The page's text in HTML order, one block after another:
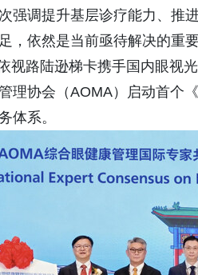
强调提升基层诊疗能力、推
，依然是当前亟待解决的重
视路陆逊梯卡携手国内眼视
理协会（AOMA）启动首个
体系。